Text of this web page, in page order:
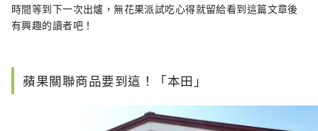
時間等到下一次出爐，無花果派試吃心得就留給看到這篇文章後
有興趣的讀者吧！
蘋果關聯商品要到這！「本田」